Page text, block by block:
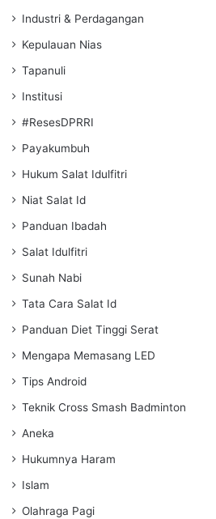
Industri & Perdagangan
Kepulauan Nias
Tapanuli
Institusi
#ResesDPRRI
Payakumbuh
Hukum Salat Idulfitri
Niat Salat Id
Panduan Ibadah
Salat Idulfitri
Sunah Nabi
Tata Cara Salat Id
Panduan Diet Tinggi Serat
Mengapa Memasang LED
Tips Android
Teknik Cross Smash Badminton
Aneka
Hukumnya Haram
Islam
Olahraga Pagi